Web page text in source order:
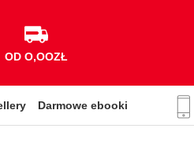
OD O,OOZŁ
Darmowe ebooki